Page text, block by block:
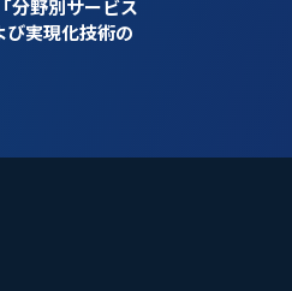
分野別サービス
び実現化技術の